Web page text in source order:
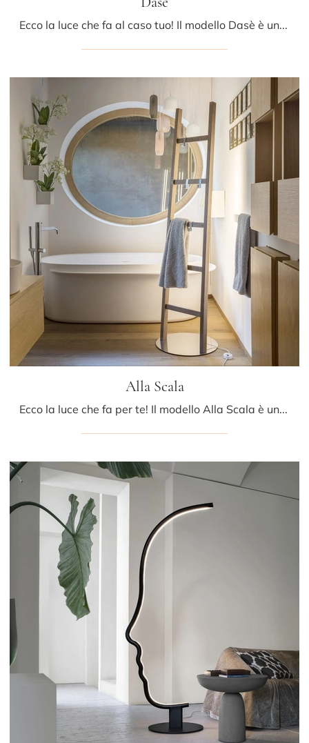
Ecco la luce che fa al caso tuo! Il modello Dasè è una delle nostre lampade da terra di Mogg.
Alla Scala
Ecco la luce che fa per te! Il modello Alla Scala è una delle nostre lampade da terra di Mogg.